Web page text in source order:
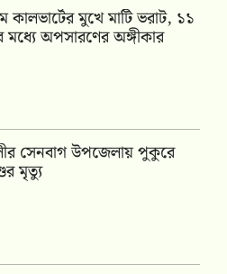
কালভার্টের মুখে মাটি ভরাট, ১১
অপসারণের অঙ্গীকার
সেনবাগ উপজেলায় পুকুরে
মৃত্যু